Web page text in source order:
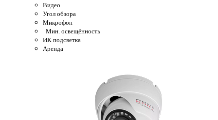
Видео
Угол обзора
Микрофон
Мин. освещённость
ИК подсветка
Аренда